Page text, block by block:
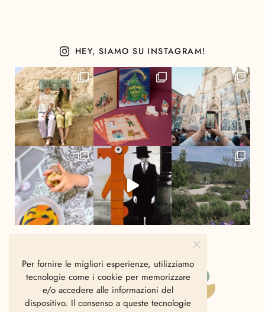
HEY, SIAMO SU INSTAGRAM!
Per fornire le migliori esperienze, utilizziamo
tecnologie come i cookie per memorizzare
e/o accedere alle informazioni del
dispositivo. Il consenso a queste tecnologie